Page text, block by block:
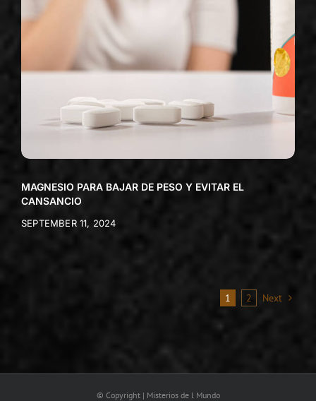
MAGNESIO PARA BAJAR DE PESO Y EVITAR EL
CANSANCIO
SEPTEMBER 11, 2024
1 2 Next
© Copyright | Misterios de l Mundo